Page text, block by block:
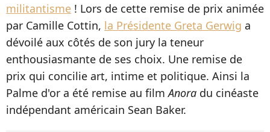
militantisme ! Lors de cette remise de prix animée
par Camille Cottin, la Présidente Greta Gerwig a
dévoilé aux côtés de son jury la teneur
enthousiasmante de ses choix. Une remise de
prix qui concilie art, intime et politique. Ainsi la
Palme d'or a été remise au filmAnora du cinéaste
indépendant américain Sean Baker.